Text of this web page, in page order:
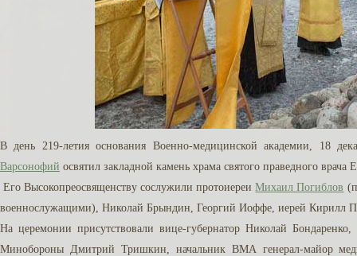
В день 219-летия основания Военно-медицинской академии, 18
Варсонофий освятил закладной камень храма святого праведного
Его Высокопреосвященству сослужили протоиереиМихаил Погиблов
военнослужащими), Николай Брындин, Георгий Иоффе, иерей Кирилл
На церемонии присутствовали вице-губернатор Николай
Минобороны Дмитрий Тришкин, начальник ВМА генерал-майор